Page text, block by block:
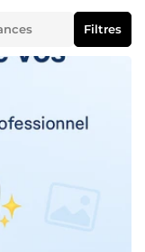
Filtres